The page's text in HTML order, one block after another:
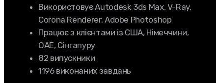
Використовує Autodesk 3ds Max, V-Ray,
Corona Renderer, Adobe Photoshop
Працює з клієнтами із США, Німеччини,
ОАЕ, Сінгапуру
82 випускники
1196 виконаних завдань